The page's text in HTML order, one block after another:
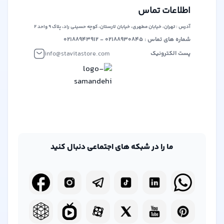
آزاد برای همه فروشندگان و خریداران ایجاد کند. این پلتفرم بر
این باور است که هر کس باید فرصت برابر برای ارائه محصولات
خود داشته باشد، بدون محدودیت‌های انحصاری.
اطلاعات تماس
آدرس : تهران، خیابان مطهری، خیابان لارستان، کوچه حسینی راد، پلاک ۹ واحد ۲
شماره های تماس : ۰۲۱۸۸۹۳۰۸۴۵ - ۰۲۱۸۸۹۴۳۹۱۲
پست الکترونیک
info@stavitastore.com
ما را در شبکه های اجتماعی دنبال کنید